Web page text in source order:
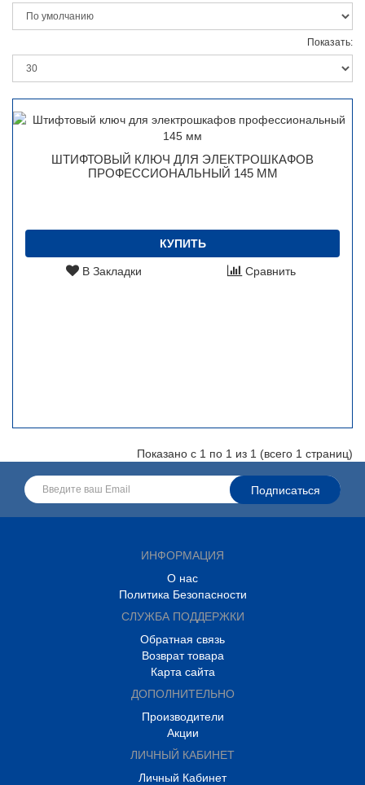
Показать:
ШТИФТОВЫЙ КЛЮЧ ДЛЯ ЭЛЕКТРОШКАФОВ
ПРОФЕССИОНАЛЬНЫЙ 145 ММ
КУПИТЬ
В Закладки Сравнить
Показано с 1 по 1 из 1 (всего 1 страниц)
ИНФОРМАЦИЯ
О нас
Политика Безопасности
СЛУЖБА ПОДДЕРЖКИ
Обратная связь
Возврат товара
Карта сайта
ДОПОЛНИТЕЛЬНО
Производители
Акции
ЛИЧНЫЙ КАБИНЕТ
Личный Кабинет